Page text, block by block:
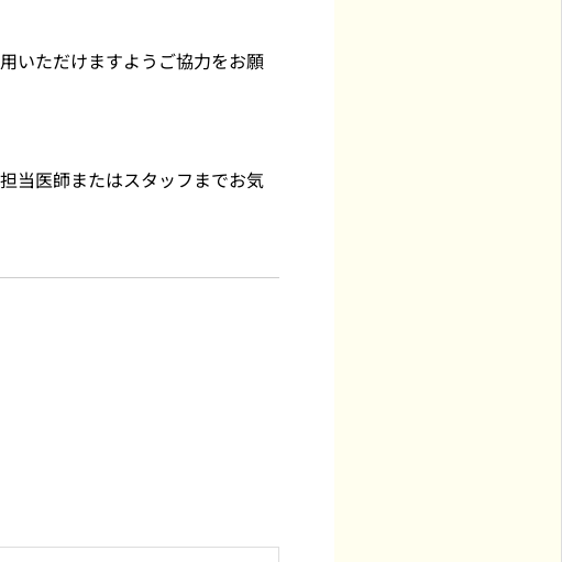
いただけますようご協力をお願
当医師またはスタッフまでお気